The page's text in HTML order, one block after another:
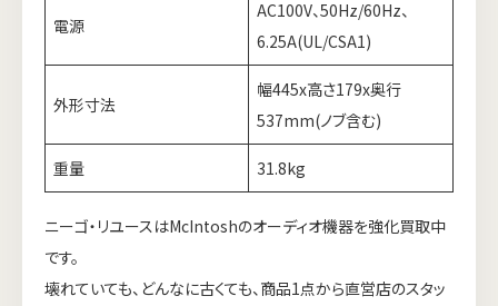
電源
AC100V、50Hz/60Hz、
6.25A(UL/CSA1)
外形寸法
幅445x高さ179x奥行
537mm(ノブ含む)
重量 31.8kg
ニーゴ・リユースはMcIntoshのオーディオ機器を強化買取中
です。
壊れていても、どんなに古くても、商品1点から直営店のスタッ